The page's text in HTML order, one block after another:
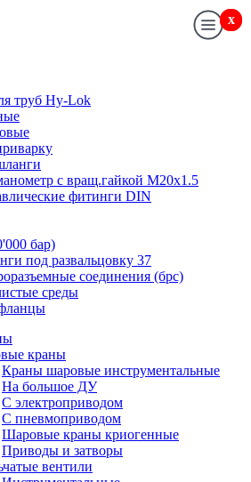
труб Hy-Lok
с вращ.гайкой M20x1.5
фитинги DIN
бар)
под развальцовку 37
соединения (брс)
среды
краны
Краны шаровые инструментальные
На большое ДУ
С электроприводом
С пневмоприводом
Шаровые краны криогенные
Приводы и затворы
вентили
x
x